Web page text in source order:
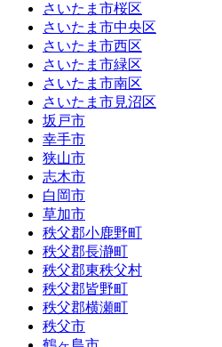
さいたま市桜区
さいたま市中央区
さいたま市西区
さいたま市緑区
さいたま市南区
さいたま市見沼区
坂戸市
幸手市
狭山市
志木市
白岡市
草加市
秩父郡小鹿野町
秩父郡長瀞町
秩父郡東秩父村
秩父郡皆野町
秩父郡横瀬町
秩父市